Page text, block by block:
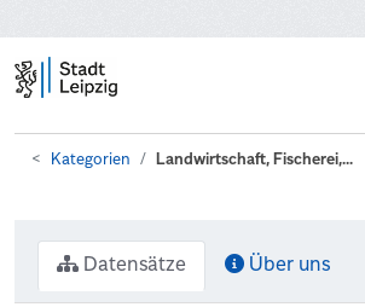
Kategorien Landwirtschaft, Fischerei,...
Datensätze Über uns